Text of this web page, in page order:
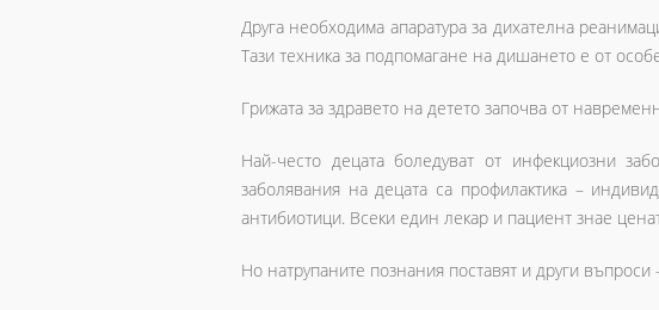
Друга необходима апаратура за дихателна
Тази техника за подпомагане на дишането е от
Грижата за здравето на детето започва от
Най-често децата боледуват от инфекциозни
заболявания на децата са профилактика –
антибиотици. Всеки един лекар и пациент знае
Но натрупаните познания поставят и други